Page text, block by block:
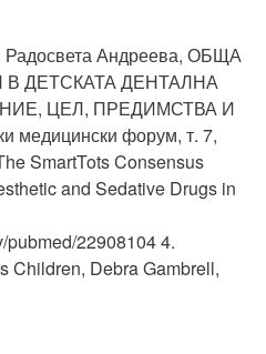
Радосвета Андреева, ОБЩА
ДЕТСКАТА ДЕНТАЛНА
ЦЕЛ, ПРЕДИМСТВА И
форум, т. 7,
SmartTots Consensus
and Sedative Drugs in
pubmed/22908104 4.
Children, Debra Gambrell,